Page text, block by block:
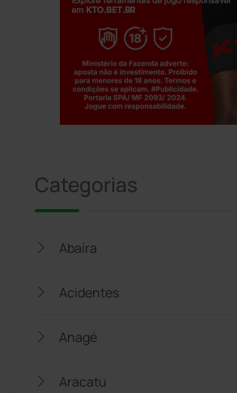
Categorias
Abaíra
Acidentes
Anagé
Aracatu